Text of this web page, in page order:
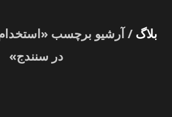
بلاگ / آرشیو برچسب
در سنندج»